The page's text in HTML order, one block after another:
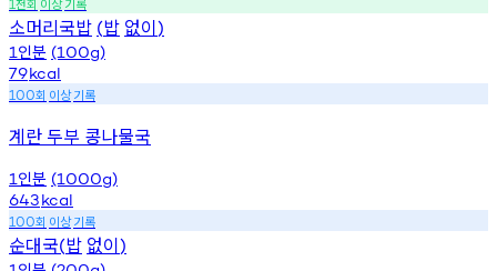
1
소머리국밥 (밥 없이)
1 인분 (100g)
79kcal
100회 이상기록
계란 두부 콩나물국
1 인분 (1000g)
643kcal
100회 이상기록
순대국(밥 없이)